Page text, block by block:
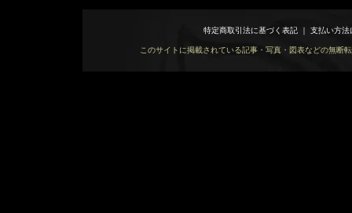
特定商取引法に基づく表記｜ 支払い方法
このサイトに掲載されている記事・写真・図表などの無